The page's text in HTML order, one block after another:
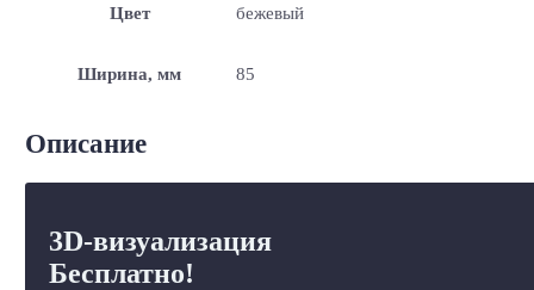
Цвет бежевый
Ширина, мм 85
Описание
3D-визуализация
Бесплатно!